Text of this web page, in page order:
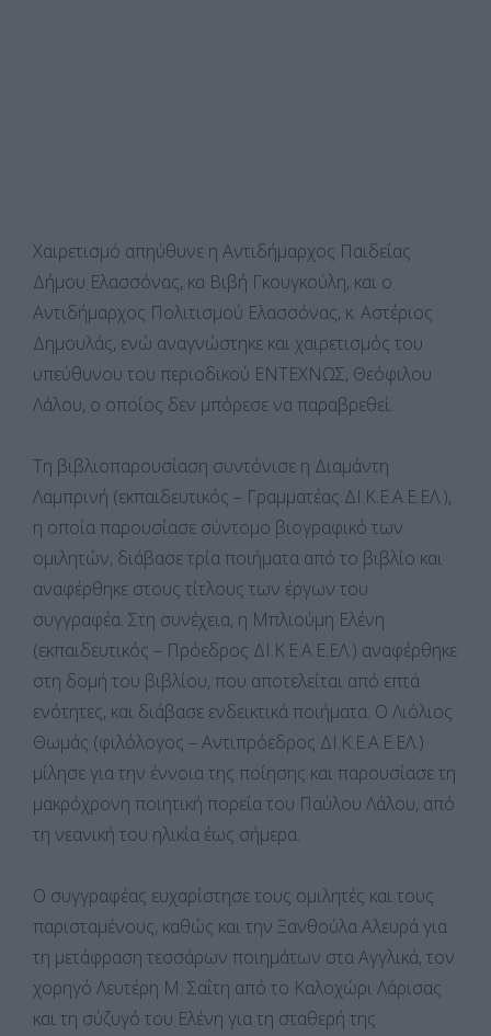
Χαιρετισμό απηύθυνε η Αντιδήμαρχος Παιδείας
Δήμου Ελασσόνας, κα Βιβή Γκουγκούλη, και ο
Αντιδήμαρχος Πολιτισμού Ελασσόνας, κ. Αστέριος
Δημουλάς, ενώ αναγνώστηκε και χαιρετισμός του
υπεύθυνου του περιοδικού ΕΝΤΕΧΝΩΣ, Θεόφιλου
Λάλου, ο οποίος δεν μπόρεσε να παραβρεθεί.
Τη βιβλιοπαρουσίαση συντόνισε η Διαμάντη
Λαμπρινή (εκπαιδευτικός – Γραμματέας ΔΙ.Κ.Ε.Α.Ε.ΕΛ.),
η οποία παρουσίασε σύντομο βιογραφικό των
ομιλητών, διάβασε τρία ποιήματα από το βιβλίο και
αναφέρθηκε στους τίτλους των έργων του
συγγραφέα. Στη συνέχεια, η Μπλιούμη Ελένη
(εκπαιδευτικός – Πρόεδρος ΔΙ.Κ.Ε.Α.Ε.ΕΛ.) αναφέρθηκε
στη δομή του βιβλίου, που αποτελείται από επτά
ενότητες, και διάβασε ενδεικτικά ποιήματα. Ο Λιόλιος
Θωμάς (φιλόλογος – Αντιπρόεδρος ΔΙ.Κ.Ε.Α.Ε.ΕΛ.)
μίλησε για την έννοια της ποίησης και παρουσίασε τη
μακρόχρονη ποιητική πορεία του Παύλου Λάλου, από
τη νεανική του ηλικία έως σήμερα.
Ο συγγραφέας ευχαρίστησε τους ομιλητές και τους
παρισταμένους, καθώς και την Ξανθούλα Αλευρά για
τη μετάφραση τεσσάρων ποιημάτων στα Αγγλικά, τον
χορηγό Λευτέρη Μ. Σαΐτη από το Καλοχώρι Λάρισας
και τη σύζυγό του Ελένη για τη σταθερή της